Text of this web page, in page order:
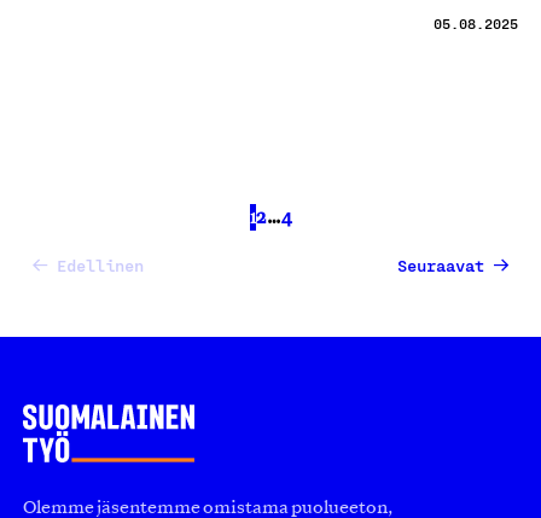
05.08.2025
Edellinen
12…4
Seuraavat
Olemme jäsentemme omistama puolueeton,